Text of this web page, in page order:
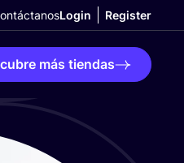
Login Register
más tiendas